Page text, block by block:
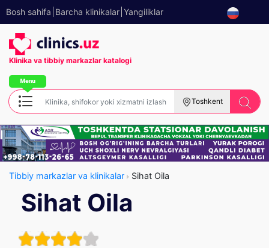
Bosh sahifa Barcha klinikalar Yangiliklar
Klinika va tibbiy markazlar katalogi
Toshkent
Tibbiy markazlar va klinikalar Sihat Oila
Sihat Oila